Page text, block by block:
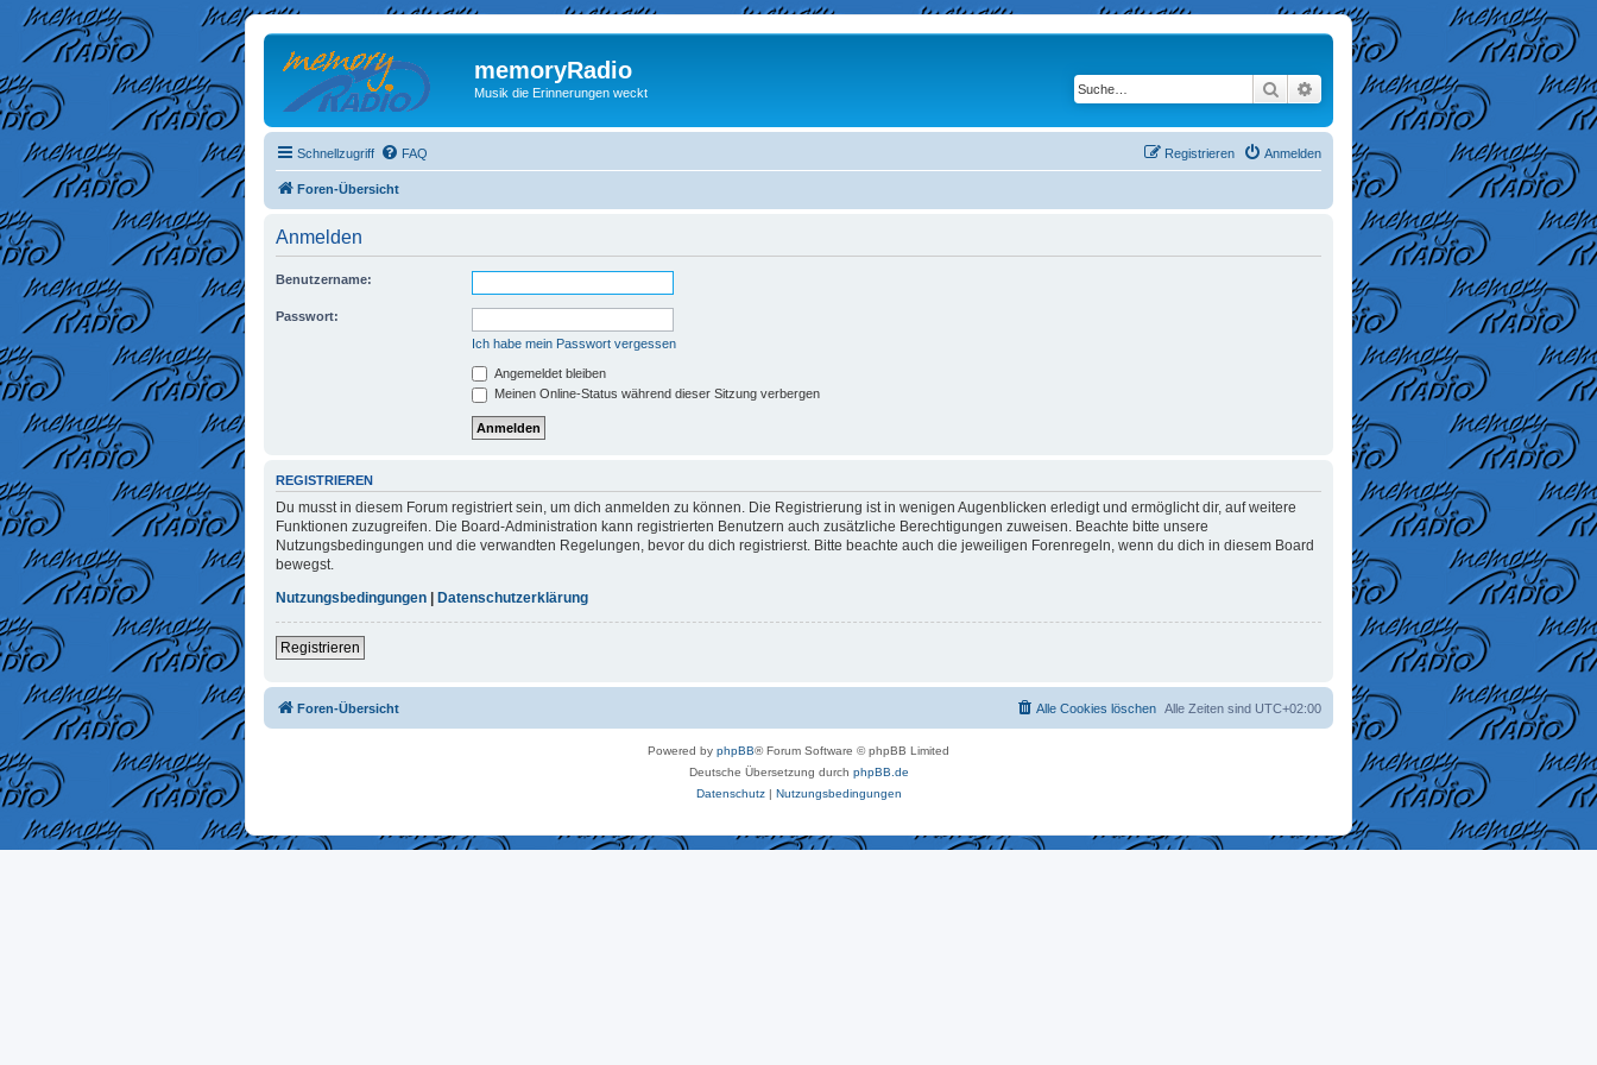
memoryRadio
Musik die Erinnerungen weckt Suche Erweiterte Suche
Schnellzugriff FAQ Anmelden
Registrieren
Foren-Übersicht
Anmelden
Benutzername:
Passwort:
Ich habe mein Passwort vergessen
Angemeldet bleiben
Meinen Online-Status während dieser Sitzung verbergen
REGISTRIEREN
Du musst in diesem Forum registriert sein, um dich anmelden zu können. Die Registrierung ist in wenigen Augenblicken erledigt und ermöglicht dir, auf weitere
Funktionen zuzugreifen. Die Board-Administration kann registrierten Benutzern auch zusätzliche Berechtigungen zuweisen. Beachte bitte unsere
Nutzungsbedingungen und die verwandten Regelungen, bevor du dich registrierst. Bitte beachte auch die jeweiligen Forenregeln, wenn du dich in diesem Board
bewegst.
Nutzungsbedingungen
Datenschutzerklärung
Registrieren
Foren-Übersicht Alle Zeiten sind UTC+02:00
Alle Cookies löschen
Powered by phpBB® Forum Software © phpBB Limited
Deutsche Übersetzung durch phpBB.de
Datenschutz| Nutzungsbedingungen